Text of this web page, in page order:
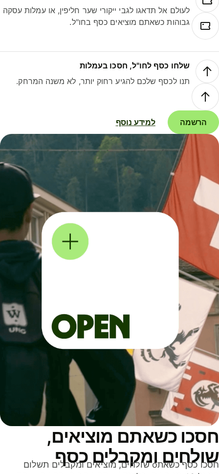
לעולם אל תדאגו לגבי ייקורי שער חליפין, או עמלות עסקה
גבוהות כשאתם מוציאים כסף בחו"ל.
שלחו כסף לחו"ל, חסכו בעמלות
תנו לכסף שלכם להגיע רחוק יותר, לא משנה המרחק.
הרשמה למידע נוסף
כשאתם מוציאים,
ומקבלים כסף
חסכו כסף כשאתo שולחים, מוציאים ומקבלים תשלום